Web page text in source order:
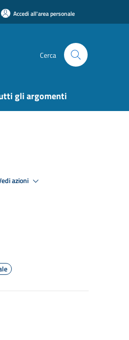
Accedi all'area personale
Cerca
gli argomenti
azioni